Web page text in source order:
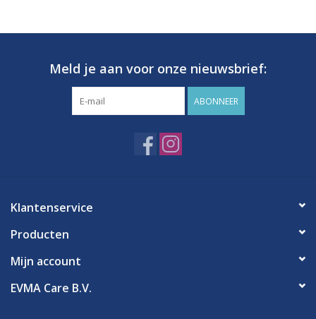
Hygiëne
Verzorging & Beauty
wanneer kies je ervoor en
Meld je aan voor onze nieuwsbrief:
ABONNEER
Klantenservice
Producten
Mijn account
EVMA Care B.V.